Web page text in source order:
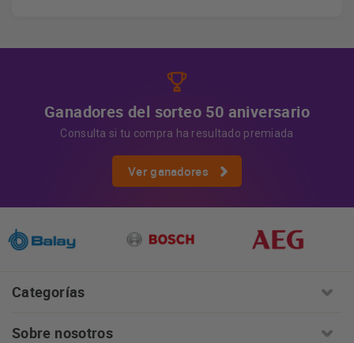
Ganadores del sorteo 50 aniversario
Consulta si tu compra ha resultado premiada
Ver ganadores
Categorías
Sobre nosotros